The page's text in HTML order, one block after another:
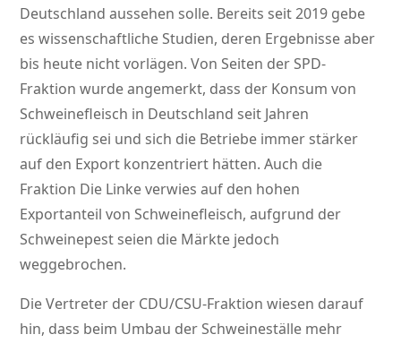
Deutschland aussehen solle. Bereits seit 2019 gebe
es wissenschaftliche Studien, deren Ergebnisse aber
bis heute nicht vorlägen. Von Seiten der SPD-
Fraktion wurde angemerkt, dass der Konsum von
Schweinefleisch in Deutschland seit Jahren
rückläufig sei und sich die Betriebe immer stärker
auf den Export konzentriert hätten. Auch die
Fraktion Die Linke verwies auf den hohen
Exportanteil von Schweinefleisch, aufgrund der
Schweinepest seien die Märkte jedoch
weggebrochen.
Die Vertreter der CDU/CSU-Fraktion wiesen darauf
hin, dass beim Umbau der Schweineställe mehr